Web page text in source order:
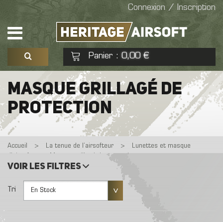
Connexion / Inscription
Panier : 0,00 €
Voir mon panier Commander
Aucun produit
MASQUE GRILLAGÉ DE
PROTECTION
Accueil > La tenue de l’airsofteur >
Lunettes et masque
Masque grillagé de protection
Voir les filtres
Tri En Stock